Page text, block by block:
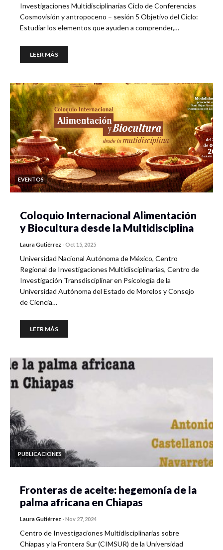
Investigaciones Multidisciplinarias Ciclo de Conferencias
Cosmovisión y antropoceno – sesión 5 Objetivo del Ciclo:
Estudiar los elementos que ayuden a comprender,…
LEER MÁS
EVENTOS
Coloquio Internacional Alimentación
y Biocultura desde la Multidisciplina
Laura Gutiérrez -Oct 15, 2025
Universidad Nacional Autónoma de México, Centro
Regional de Investigaciones Multidisciplinarias, Centro de
Investigación Transdisciplinar en Psicología de la
Universidad Autónoma del Estado de Morelos y Consejo
de Ciencia…
LEER MÁS
PUBLICACIONES
Fronteras de aceite: hegemonía de la
palma africana en Chiapas
Laura Gutiérrez -Nov 27, 2024
Centro de Investigaciones Multidisciplinarias sobre
Chiapas y la Frontera Sur (CIMSUR) de la Universidad